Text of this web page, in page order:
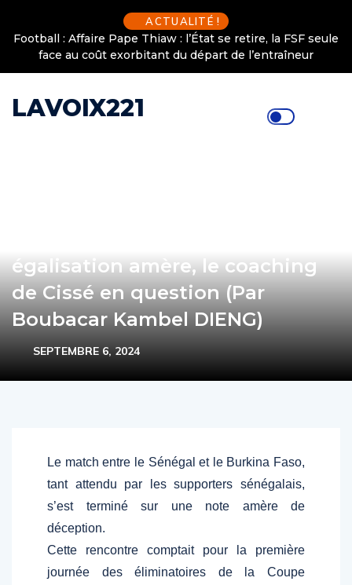
ACTUALITÉ !
Football : Affaire Pape Thiaw : l’État se retire, la FSF seule
face au coût exorbitant du départ de l’entraîneur
LAVOIX221
égalisation amère, le coaching
de Cissé en question (Par
Boubacar Kambel DIENG)
SEPTEMBRE 6, 2024
Le match entre le Sénégal et le Burkina Faso,
tant attendu par les supporters sénégalais,
s’est terminé sur une note amère de
déception.
Cette rencontre comptait pour la première
journée des éliminatoires de la Coupe